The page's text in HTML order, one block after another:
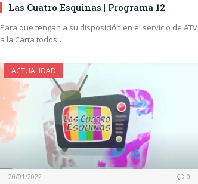
Las Cuatro Esquinas | Programa 12
Para que tengan a su disposición en el servicio de ATV
a la Carta todos…
ACTUALIDAD
20/01/2022 0